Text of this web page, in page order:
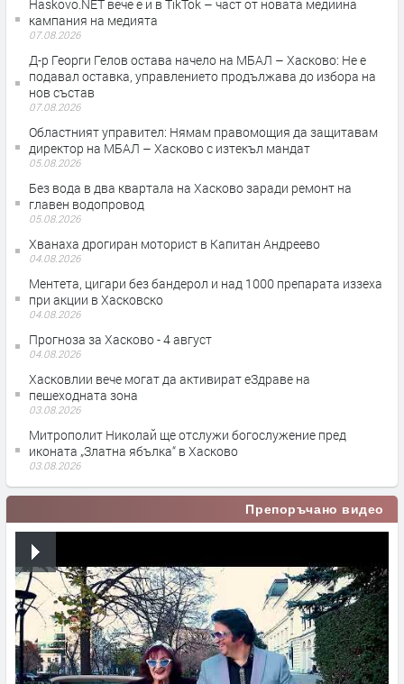
Haskovo.NET вече е и в TikTok – част от новата медийна
кампания на медията
07.08.2026
Д-р Георги Гелов остава начело на МБАЛ – Хасково: Не е
подавал оставка, управлението продължава до избора на
нов състав
07.08.2026
Областният управител: Нямам правомощия да защитавам
директор на МБАЛ – Хасково с изтекъл мандат
05.08.2026
Без вода в два квартала на Хасково заради ремонт на
главен водопровод
05.08.2026
Хванаха дрогиран моторист в Капитан Андреево
04.08.2026
Ментета, цигари без бандерол и над 1000 препарата иззеха
при акции в Хасковско
04.08.2026
Прогноза за Хасково - 4 август
04.08.2026
Хасковлии вече могат да активират еЗдраве на
пешеходната зона
03.08.2026
Митрополит Николай ще отслужи богослужение пред
иконата „Златна ябълка“ в Хасково
03.08.2026
Препоръчано видео